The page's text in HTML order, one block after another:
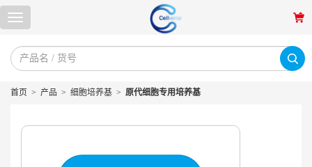
首页 > 产品 > 细胞培养基 > 原代细胞专用培养基